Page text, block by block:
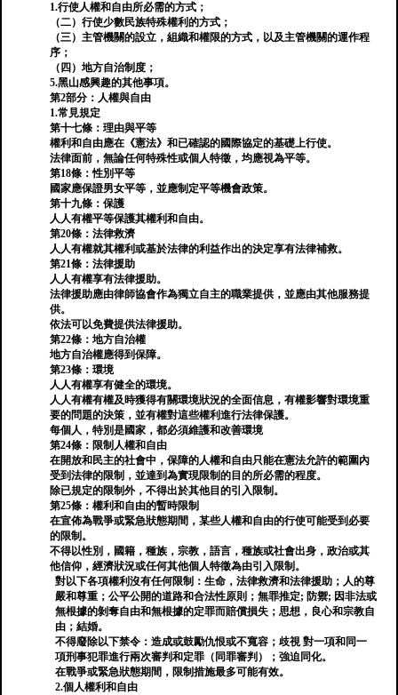
1.行使人權和自由所必需的方式；
（二）行使少數民族特殊權利的方式；
（三）主管機關的設立，組織和權限的方式，以及主管機關的運作程
序；
（四）地方自治制度；
5.黑山感興趣的其他事項。
第2部分：人權與自由
1.常見規定
第十七條：理由與平等
權利和自由應在《憲法》和已確認的國際協定的基礎上行使。
法律面前，無論任何特殊性或個人特徵，均應視為平等。
第18條：性別平等
國家應保證男女平等，並應制定平等機會政策。
第十九條：保護
人人有權平等保護其權利和自由。
第20條：法律救濟
人人有權就其權利或基於法律的利益作出的決定享有法律補救。
第21條：法律援助
人人有權享有法律援助。
法律援助應由律師協會作為獨立自主的職業提供，並應由其他服務提
供。
依法可以免費提供法律援助。
第22條：地方自治權
地方自治權應得到保障。
第23條：環境
人人有權享有健全的環境。
人人有權有權及時獲得有關環境狀況的全面信息，有權影響對環境重
要的問題的決策，並有權對這些權利進行法律保護。
每個人，特別是國家，都必須維護和改善環境
第24條：限制人權和自由
在開放和民主的社會中，保障的人權和自由只能在憲法允許的範圍內
受到法律的限制，並達到為實現限制的目的所必需的程度。
除已規定的限制外，不得出於其他目的引入限制。
第25條：權利和自由的暫時限制
在宣佈為戰爭或緊急狀態期間，某些人權和自由的行使可能受到必要
的限制。
不得以性別，國籍，種族，宗教，語言，種族或社會出身，政治或其
他信仰，經濟狀況或任何其他個人特徵為由引入限制。
對以下各項權利沒有任何限制：生命，法律救濟和法律援助；人的尊
嚴和尊重；公平公開的道路和合法性原則；無罪推定; 防禦; 因非法或
無根據的剝奪自由和無根據的定罪而賠償損失；思想，良心和宗教自
由；結婚。
不得廢除以下禁令：造成或鼓勵仇恨或不寬容；歧視 對一項和同一
項刑事犯罪進行兩次審判和定罪（同罪審判）；強迫同化。
在戰爭或緊急狀態期間，限制措施最多可能有效。
2.個人權利和自由